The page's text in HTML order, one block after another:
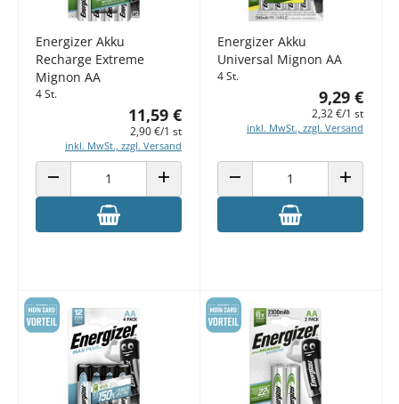
Energizer Akku
Recharge Extreme
Mignon AA
4 St.
11,59 €
2,90 €/1 st
inkl. MwSt., zzgl. Versand
ANZAHL VERRINGERN ANZAHL ERHÖHEN
Energizer Akku
Universal Mignon AA
4 St.
9,29 €
2,32 €/1 st
inkl. MwSt., zzgl. Versand
ANZAHL VERRINGERN ANZAHL